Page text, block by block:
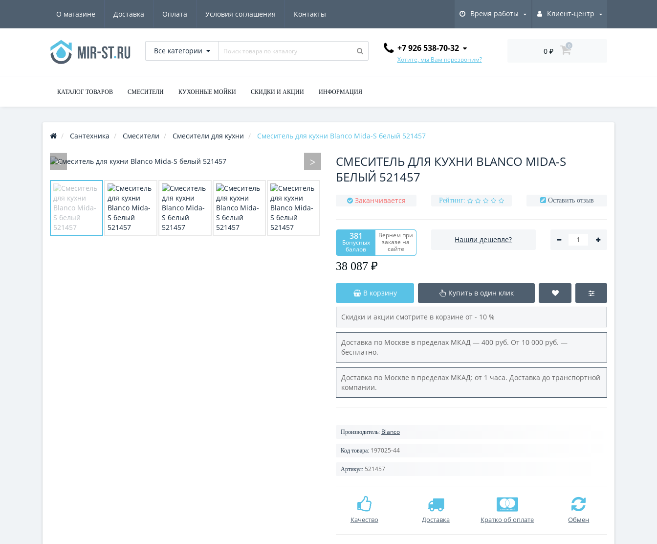
О магазине Доставка Оплата Условия соглашения Контакты Время работы Клиент-центр
Все категории +7 926 538-70-32
Хотите, мы Вам перезвоним?
0 ₽
0
КАТАЛОГ ТОВАРОВ СМЕСИТЕЛИ КУХОННЫЕ МОЙКИ СКИДКИ И АКЦИИ ИНФОРМАЦИЯ
Сантехника Смесители Смесители для кухни Смеситель для кухни Blanco Mida-S белый 521457
СМЕСИТЕЛЬ ДЛЯ КУХНИ BLANCO MIDA-S
БЕЛЫЙ 521457
Заканчивается Рейтинг: Оставить отзыв
381
Бонусных
баллов
Вернем при
заказе на
сайте
38 087 ₽
Нашли дешевле?
В корзину Купить в один клик
Скидки и акции смотрите в корзине от - 10 %
Доставка по Москве в пределах МКАД — 400 руб. От 10 000 руб. —
бесплатно.
Доставка по Москве в пределах МКАД: от 1 часа. Доставка до транспортной
компании.
Производитель: Blanco
Код товара: 197025-44
Артикул: 521457
Качество Доставка Кратко об оплате Обмен